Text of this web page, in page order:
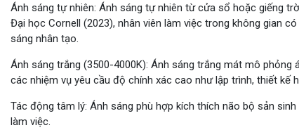
Ánh sáng tự nhiên: Ánh sáng tự nhiên từ cửa sổ hoặc giếng
Đại học Cornell (2023), nhân viên làm việc trong không gian
sáng nhân tạo.
Ánh sáng trắng (3500-4000K): Ánh sáng trắng mát mô phỏng
các nhiệm vụ yêu cầu độ chính xác cao như lập trình, thiết kế
Tác động tâm lý: Ánh sáng phù hợp kích thích não bộ sản
làm việc.